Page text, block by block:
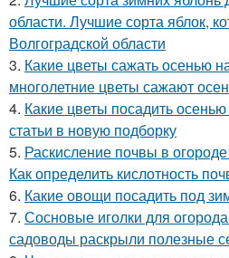
области. Лучшие сорта яблок,
Волгоградской области
3. Какие цветы сажать осенью
многолетние цветы сажают
4. Какие цветы посадить
статьи в новую подборку
5. Раскисление почвы в
Как определить кислотность
6. Какие овощи посадить под
7. Сосновые иголки для
садоводы раскрыли полезные